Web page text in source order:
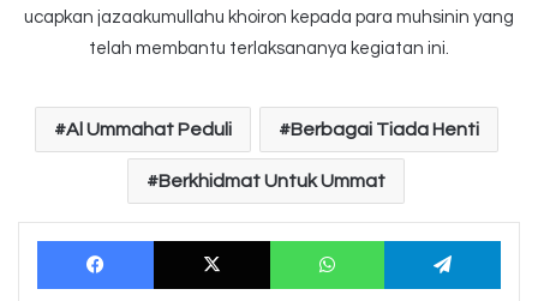
ucapkan jazaakumullahu khoiron kepada para muhsinin yang
telah membantu terlaksananya kegiatan ini.
Al Ummahat Peduli Berbagai Tiada Henti
Berkhidmat Untuk Ummat
Facebook X WhatsApp